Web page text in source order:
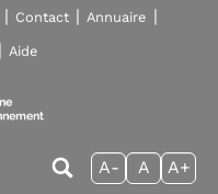
Contact Annuaire
Aide
A- A A+